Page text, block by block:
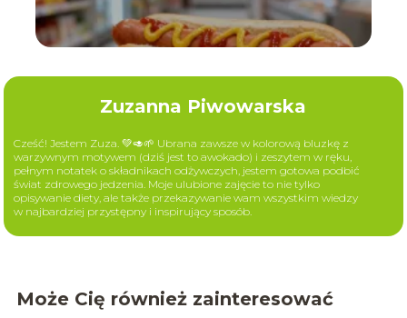
Zuzanna Piwowarska
Cześć! Jestem Zuza. 💚🥑🌱 Ubrana zawsze w kolorową bluzkę z
warzywnym motywem (dziś jest to awokado) i zeszytem w ręku,
pełnym notatek o składnikach odżywczych, jestem gotowa podbić
świat zdrowego jedzenia. Moje ulubione zajęcie to nie tylko
opisywanie diety, ale także przekazywanie wam wszystkim wiedzy
w najbardziej przystępny i inspirujący sposób.
Może Cię również zainteresować